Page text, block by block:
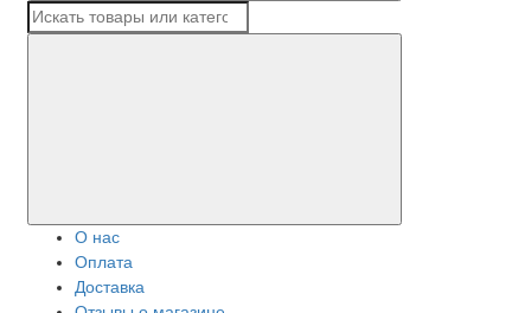
О нас
Оплата
Доставка